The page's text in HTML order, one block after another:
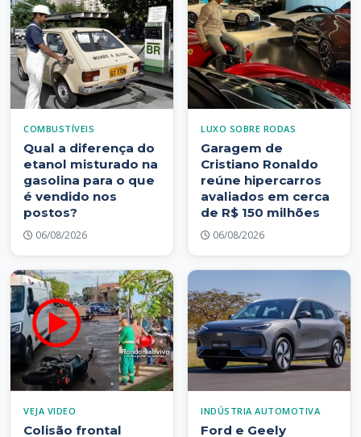
COMBUSTÍVEIS
Qual a diferença do
etanol misturado na
gasolina para o que
é vendido nos
postos?
06/08/2026
LUXO SOBRE RODAS
Garagem de
Cristiano Ronaldo
reúne hipercarros
avaliados em cerca
de R$ 150 milhões
06/08/2026
VEJA VIDEO
Colisão frontal
INDÚSTRIA AUTOMOTIVA
Ford e Geely